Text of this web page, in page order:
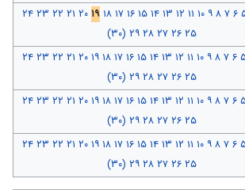
۶ ۷ ۸ ۹ ۱۰ ۱۱ ۱۲ ۱۳ ۱۴ ۱۵ ۱۶ ۱۷ ۱۸ ۱۹ ۲۰ ۲۱ ۲۲ ۲۳ ۲۴
۲۵ ۲۶ ۲۷ ۲۸ ۲۹ (۳۰)
۶ ۷ ۸ ۹ ۱۰ ۱۱ ۱۲ ۱۳ ۱۴ ۱۵ ۱۶ ۱۷ ۱۸ ۱۹ ۲۰ ۲۱ ۲۲ ۲۳ ۲۴
۲۵ ۲۶ ۲۷ ۲۸ ۲۹ (۳۰)
۶ ۷ ۸ ۹ ۱۰ ۱۱ ۱۲ ۱۳ ۱۴ ۱۵ ۱۶ ۱۷ ۱۸ ۱۹ ۲۰ ۲۱ ۲۲ ۲۳ ۲۴
۲۵ ۲۶ ۲۷ ۲۸ ۲۹ (۳۰)
۶ ۷ ۸ ۹ ۱۰ ۱۱ ۱۲ ۱۳ ۱۴ ۱۵ ۱۶ ۱۷ ۱۸ ۱۹ ۲۰ ۲۱ ۲۲ ۲۳ ۲۴
۲۵ ۲۶ ۲۷ ۲۸ ۲۹ (۳۰)